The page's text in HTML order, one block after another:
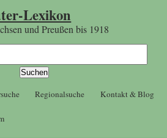
Lexikon
und Preußen bis 1918
Regionalsuche Kontakt & Blog